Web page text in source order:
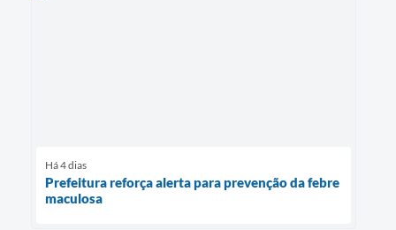
Há 4 dias
Prefeitura reforça alerta para prevenção da febre
maculosa